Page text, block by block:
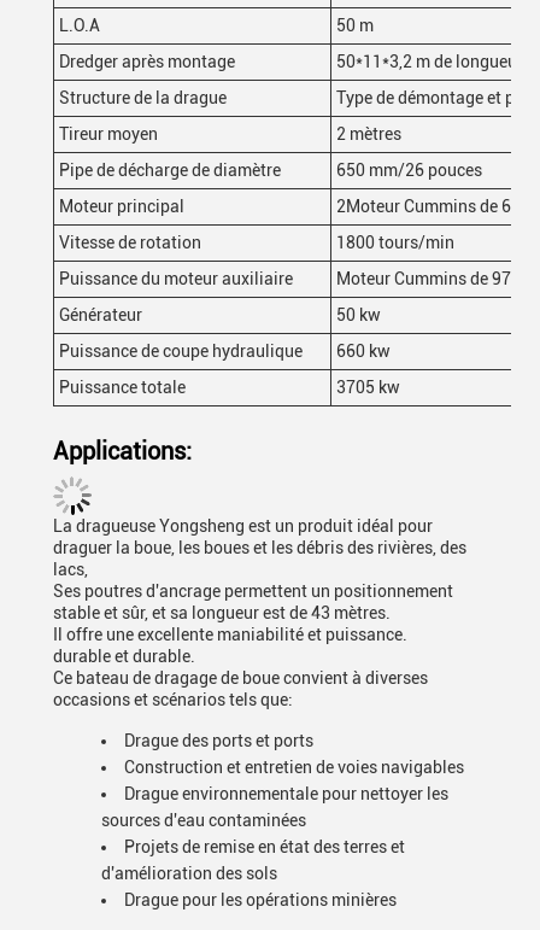
L.O.A
50 m
Dredger après montage
50*11*3,2 m de longueur
Structure de la drague
Type de démontage et
Tireur moyen
2 mètres
Pipe de décharge de diamètre
650 mm/26 pouces
Moteur principal
2Moteur Cummins de 685
Vitesse de rotation
1800 tours/min
Puissance du moteur auxiliaire
Moteur Cummins de 970
Générateur
50 kw
Puissance de coupe hydraulique
660 kw
Puissance totale
3705 kw
Applications:
La dragueuse Yongsheng est un produit idéal pour
draguer la boue, les boues et les débris des rivières, des
lacs,
Ses poutres d'ancrage permettent un positionnement
stable et sûr, et sa longueur est de 43 mètres.
Il offre une excellente maniabilité et puissance.
durable et durable.
Ce bateau de dragage de boue convient à diverses
occasions et scénarios tels que:
Drague des ports et ports
Construction et entretien de voies navigables
Drague environnementale pour nettoyer les
sources d'eau contaminées
Projets de remise en état des terres et
d'amélioration des sols
Drague pour les opérations minières